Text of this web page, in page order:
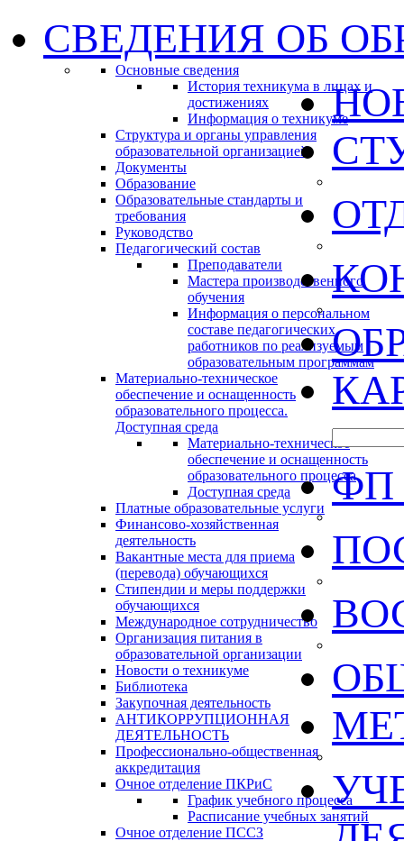
СВЕДЕНИЯ ОБ
Основные сведения
История техникума в лицах и
достижениях
Информация о техникуме
Структура и органы управления
образовательной организацией
Документы
Образование
Образовательные стандарты и
требования
Руководство
Педагогический состав
Преподаватели
Мастера производственного
обучения
Информация о персональном
составе педагогических
работников по реализуемым
образовательным программам
Материально-техническое
обеспечение и оснащенность
образовательного процесса.
Доступная среда
Материально-техническое
обеспечение и оснащенность
образовательного процесса
Доступная среда
Платные образовательные услуги
Финансово-хозяйственная
деятельность
Вакантные места для приема
(перевода) обучающихся
Стипендии и меры поддержки
обучающихся
Международное сотрудничество
Организация питания в
образовательной организации
Новости о техникуме
Библиотека
Закупочная деятельность
АНТИКОРРУПЦИОННАЯ
ДЕЯТЕЛЬНОСТЬ
Профессионально-общественная
аккредитация
Очное отделение ПКРиС
График учебного процесса
Расписание учебных занятий
Очное отделение ПССЗ
ФП